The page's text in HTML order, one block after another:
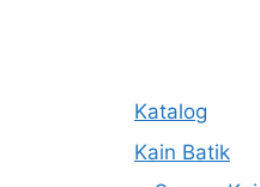
Katalog
Kain Batik